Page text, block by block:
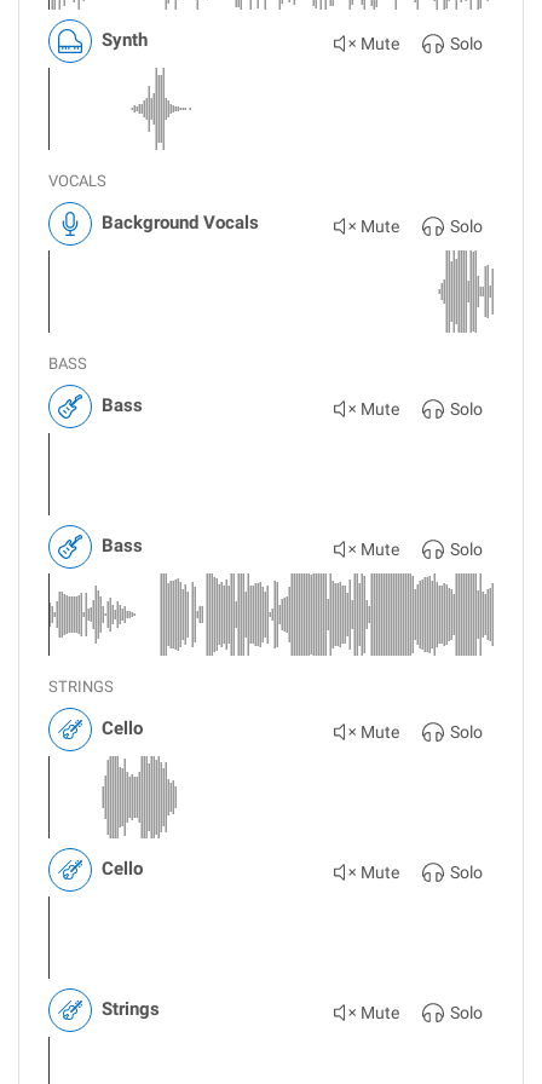
Synth Mute Solo
VOCALS
Background Vocals Mute Solo
BASS
Bass Mute Solo
Bass Mute Solo
STRINGS
Cello Mute Solo
Cello Mute Solo
Strings Mute Solo